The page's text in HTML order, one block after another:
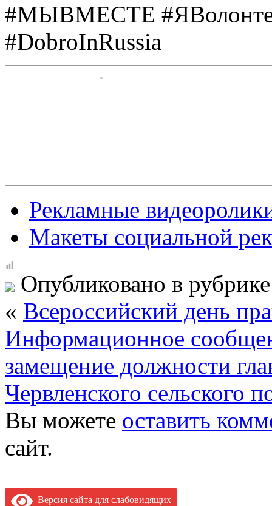
#МЫВМЕСТЕ
#DobroInRussia
Рекламные
Макеты социальной
Опубликовано в
« Всероссийский день
Информационное
замещение должности
Червленского сельского
Вы можете оставить
сайт.
Версия сайта для слабовидящих